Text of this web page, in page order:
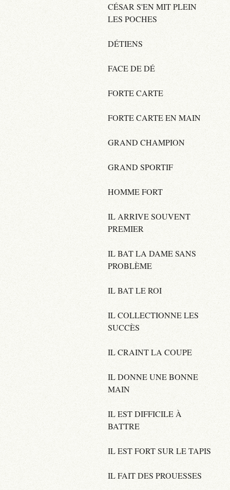
CÉSAR S'EN MIT PLEIN
LES POCHES
DÉTIENS
FACE DE DÉ
FORTE CARTE
FORTE CARTE EN MAIN
GRAND CHAMPION
GRAND SPORTIF
HOMME FORT
IL ARRIVE SOUVENT
PREMIER
IL BAT LA DAME SANS
PROBLÈME
IL BAT LE ROI
IL COLLECTIONNE LES
SUCCÈS
IL CRAINT LA COUPE
IL DONNE UNE BONNE
MAIN
IL EST DIFFICILE À
BATTRE
IL EST FORT SUR LE TAPIS
IL FAIT DES PROUESSES